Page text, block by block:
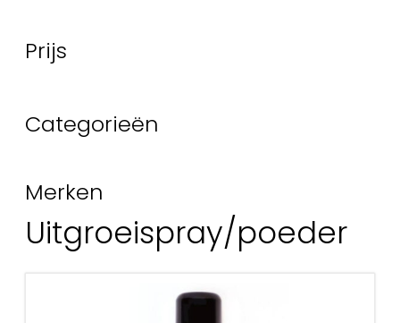
Prijs
Categorieën
Merken
Uitgroeispray/poeder